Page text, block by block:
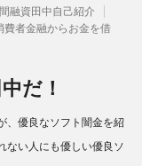
融資田中自己紹介
費者金融からお金を借
だ！
、優良なソフト闇金を紹
ない人にも優しい優良ソ